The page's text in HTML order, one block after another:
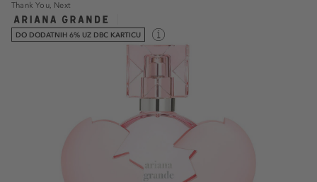
Thank You, Next
DO DODATNIH 6% UZ DBC KARTICU